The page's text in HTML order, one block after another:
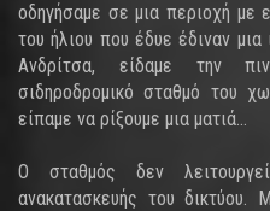
οδηγήσαμε σε μια περιοχή με
του ήλιου που έδυε έδιναν
Ανδρίτσα, είδαμε την
σιδηροδρομικό σταθμό του
είπαμε να ρίξουμε μια ματιά…
Ο σταθμός δεν
ανακατασκευής του δικτύου.